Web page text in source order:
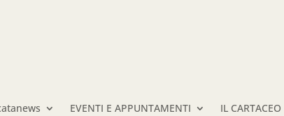
EVENTI E APPUNTAMENTI IL CARTACEO